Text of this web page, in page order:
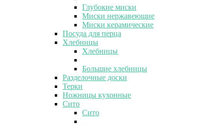
Глубокие миски
Миски нержавеющие
Миски керамические
Посуда для перца
Хлебницы
Хлебницы
Большие хлебницы
Разделочные доски
Терки
Ножницы кухонные
Сито
Сито